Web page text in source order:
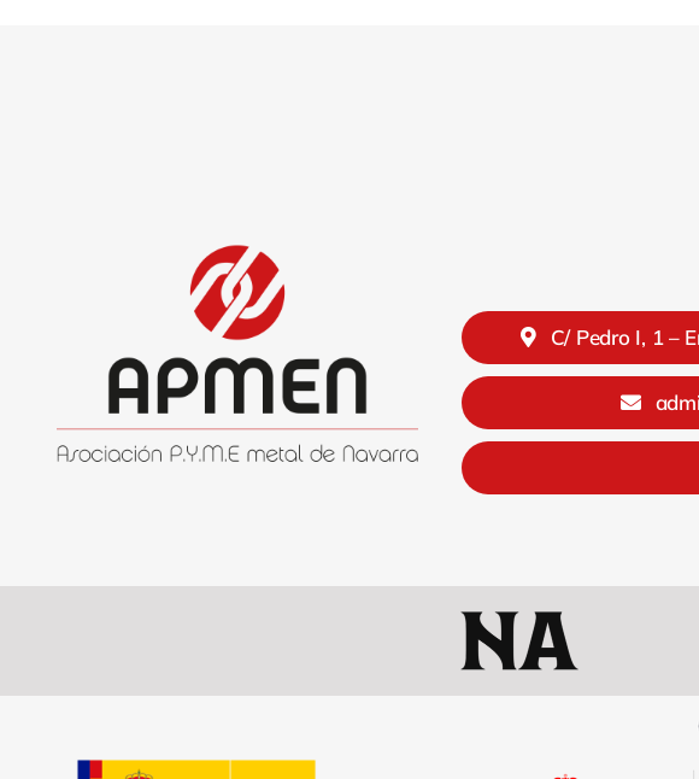
C/ Pedro I, 1 –